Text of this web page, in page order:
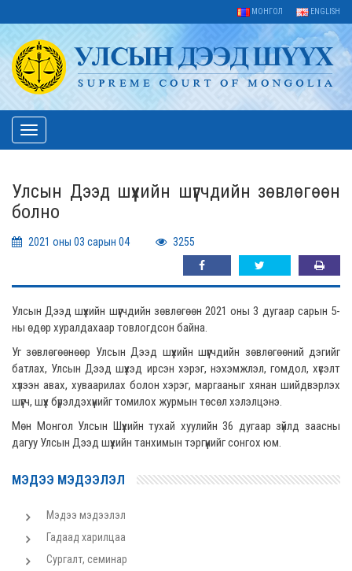
МОНГОЛ ENGLISH
Toggle
navigation
Улсын Дээд шүүхийн шүүгчдийн зөвлөгөөн
болно
2021 оны 03 сарын 04 3255
Улсын Дээд шүүхийн шүүгчдийн зөвлөгөөн 2021 оны 3 дугаар сарын 5-
ны өдөр хуралдахаар товлогдсон байна.
Уг зөвлөгөөнөөр Улсын Дээд шүүхийн шүүгчдийн зөвлөгөөний дэгийг
батлах, Улсын Дээд шүүхэд ирсэн хэрэг, нэхэмжлэл, гомдол, хүсэлт
хүлээн авах, хуваарилах болон хэрэг, маргааныг хянан шийдвэрлэх
шүүгч, шүүх бүрэлдэхүүнийг томилох журмын төсөл хэлэлцэнэ.
Мөн Монгол Улсын Шүүхийн тухай хуулийн 36 дугаар зүйлд заасны
дагуу Улсын Дээд шүүхийн танхимын тэргүүнийг сонгох юм.
МЭДЭЭ МЭДЭЭЛЭЛ
Мэдээ мэдээлэл
Гадаад харилцаа
Сургалт, семинар